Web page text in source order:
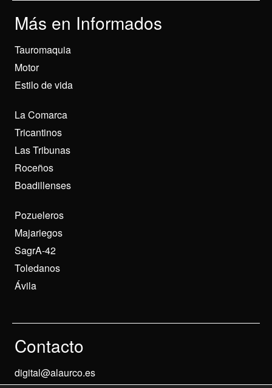
Más en Informados
Tauromaquia
Motor
Estilo de vida
La Comarca
Tricantinos
Las Tribunas
Roceños
Boadillenses
Pozueleros
Majariegos
SagrA-42
Toledanos
Ávila
Contacto
digital@alaurco.es